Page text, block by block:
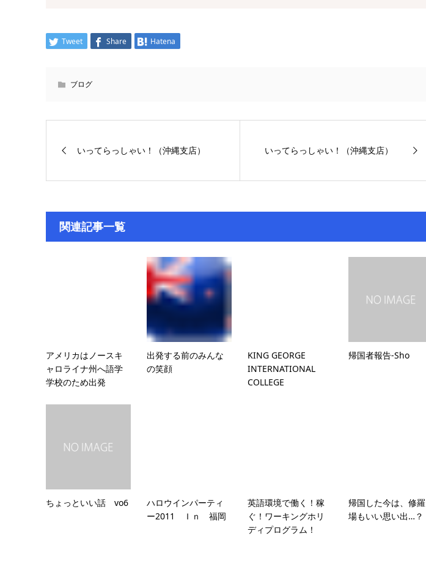
Tweet Share Hatena
ブログ
いってらっしゃい！（沖縄支店） いってらっしゃい！（沖縄支店）
関連記事一覧
アメリカはノースキ
ャロライナ州へ語学
学校のため出発
出発する前のみんな
の笑顔
KING GEORGE
INTERNATIONAL
COLLEGE
帰国者報告-Sho
ちょっといい話 vo6
ハロウインパーティ
ー2011 Ｉｎ 福岡
英語環境で働く！稼
ぐ！ワーキングホリ
ディプログラム！
帰国した今は、修羅
場もいい思い出…？